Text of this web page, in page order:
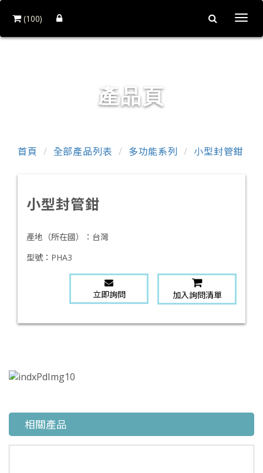
(100)
產品頁
首頁 全部產品列表 多功能系列 小型封管鉗
小型封管鉗
產地（所在國）： 台灣
型號： PHA3
立即詢問 加入詢問清單
相關產品